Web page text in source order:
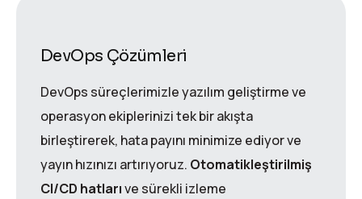
DevOps Çözümleri
DevOps süreçlerimizle yazılım geliştirme ve
operasyon ekiplerinizi tek bir akışta
birleştirerek, hata payını minimize ediyor ve
yayın hızınızı artırıyoruz. Otomatikleştirilmiş
CI/CD hatlarıve sürekli izleme